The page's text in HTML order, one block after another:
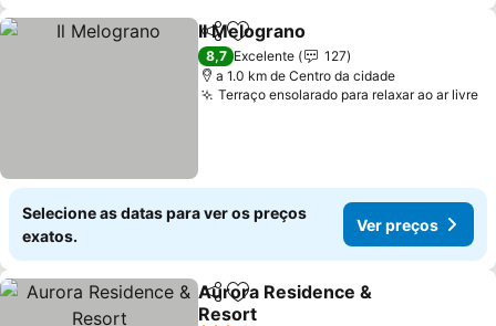
PartilharAdicionar aos favoritos
Il Melograno
8,7 Excelente
127
a 1.0 km de Centro da cidade
Terraço ensolarado para relaxar ao ar livre
Selecione as datas para ver os preços
exatos.
Ver preços
PartilharAdicionar aos favoritos
Aurora Residence &
Resort